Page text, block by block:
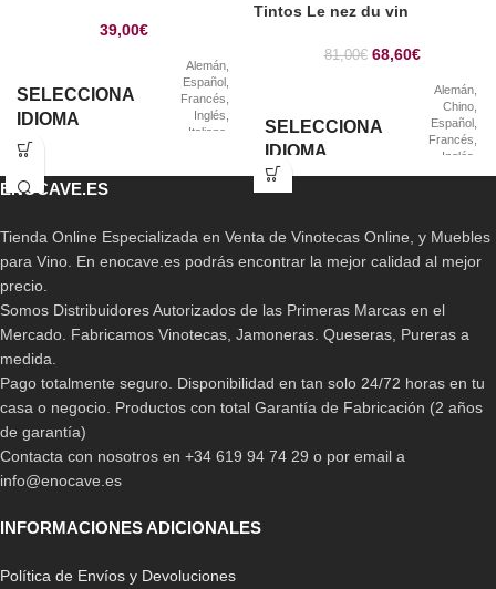
39,00€
SELECCIONA
IDIOMA
Alemán
Español
Francés
Inglés
Italiano
Tintos Le nez du vin
81,00€ 68,60€
SELECCIONA
IDIOMA
Alemán
Chino
Español
Francés
Inglés
ENOCAVE.ES
Tienda Online Especializada en Venta de Vinotecas Online, y Muebles
para Vino. En enocave.es podrás encontrar la mejor calidad al mejor
precio.
Somos Distribuidores Autorizados de las Primeras Marcas en el
Mercado. Fabricamos Vinotecas, Jamoneras. Queseras, Pureras a
medida.
Pago totalmente seguro. Disponibilidad en tan solo 24/72 horas en tu
casa o negocio. Productos con total Garantía de Fabricación (2 años
de garantía)
Contacta con nosotros en +34 619 94 74 29 o por email a
info@enocave.es
INFORMACIONES ADICIONALES
Política de Envíos y Devoluciones